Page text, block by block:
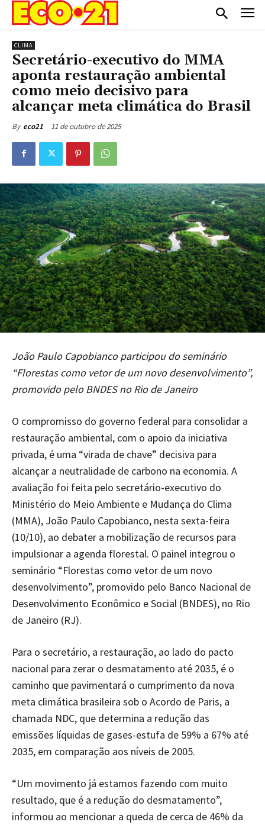
CLIMA
Secretário-executivo do MMA
aponta restauração ambiental
como meio decisivo para
alcançar meta climática do Brasil
By eco21 11 de outubro de 2025
João Paulo Capobianco participou do seminário
“Florestas como vetor de um novo desenvolvimento”,
promovido pelo BNDES no Rio de Janeiro
O compromisso do governo federal para consolidar a
restauração ambiental, com o apoio da iniciativa
privada, é uma “virada de chave” decisiva para
alcançar a neutralidade de carbono na economia. A
avaliação foi feita pelo secretário-executivo do
Ministério do Meio Ambiente e Mudança do Clima
(MMA), João Paulo Capobianco, nesta sexta-feira
(10/10), ao debater a mobilização de recursos para
impulsionar a agenda florestal. O painel integrou o
seminário “Florestas como vetor de um novo
desenvolvimento”, promovido pelo Banco Nacional de
Desenvolvimento Econômico e Social (BNDES), no Rio
de Janeiro (RJ).
Para o secretário, a restauração, ao lado do pacto
nacional para zerar o desmatamento até 2035, é o
caminho que pavimentará o cumprimento da nova
meta climática brasileira sob o Acordo de Paris, a
chamada NDC, que determina a redução das
emissões líquidas de gases-estufa de 59% a 67% até
2035, em comparação aos níveis de 2005.
“Um movimento já estamos fazendo com muito
resultado, que é a redução do desmatamento”,
informou ao mencionar a queda de cerca de 46% da